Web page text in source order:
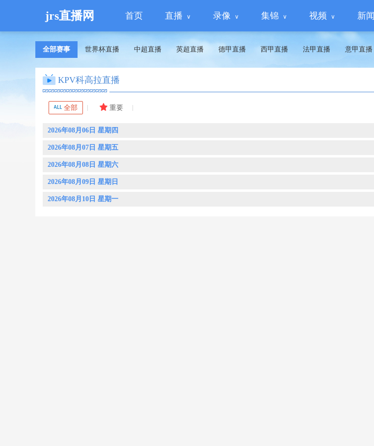
jrs直播网 首页 直播 录像 集锦 视频 新闻
全部赛事 世界杯直播 中超直播 英超直播 德甲直播 西甲直播 法甲直播 意甲直播
KPV科高拉直播
全部 重要
2026年08月06日 星期四
2026年08月07日 星期五
2026年08月08日 星期六
2026年08月09日 星期日
2026年08月10日 星期一